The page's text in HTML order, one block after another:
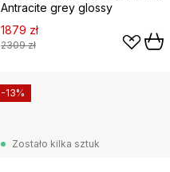
Antracite grey glossy
1879 zł
2309 zł
Zostało kilka sztuk
-13%